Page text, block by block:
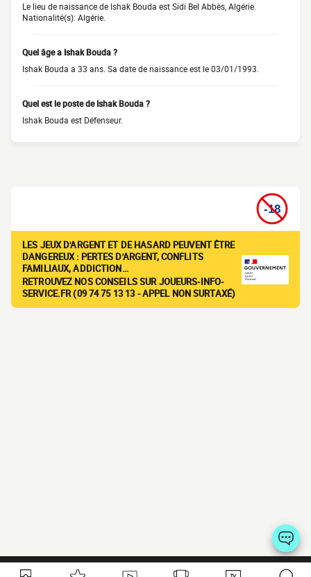
Le lieu de naissance de Ishak Bouda est Sidi Bel Abbès, Algérie.
Nationalité(s): Algérie.
Quel âge a Ishak Bouda ?
Ishak Bouda a 33 ans. Sa date de naissance est le 03/01/1993.
Quel est le poste de Ishak Bouda ?
Ishak Bouda est Défenseur.
LES JEUX D'ARGENT ET DE HASARD PEUVENT ÊTRE
DANGEREUX : PERTES D'ARGENT, CONFLITS
FAMILIAUX, ADDICTION…
RETROUVEZ NOS CONSEILS SUR JOUEURS-INFO-
SERVICE.FR (09 74 75 13 13 - APPEL NON SURTAXÉ)